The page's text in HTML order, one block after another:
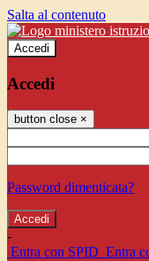
Salta al contenuto
Accedi
Accedi
button close ×
Password dimenticata?
-
Entra con SPID Entra